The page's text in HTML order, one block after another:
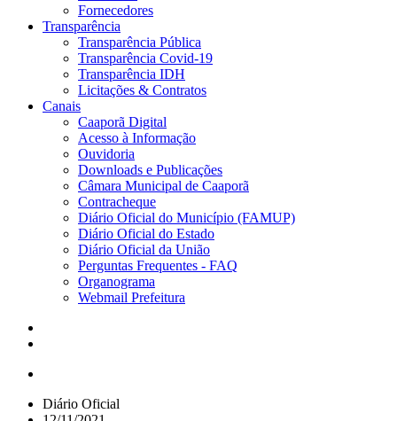
Fornecedores
Transparência
Transparência Pública
Transparência Covid-19
Transparência IDH
Licitações & Contratos
Canais
Caaporã Digital
Acesso à Informação
Ouvidoria
Downloads e Publicações
Câmara Municipal de Caaporã
Contracheque
Diário Oficial do Município (FAMUP)
Diário Oficial do Estado
Diário Oficial da União
Perguntas Frequentes - FAQ
Organograma
Webmail Prefeitura
Diário Oficial